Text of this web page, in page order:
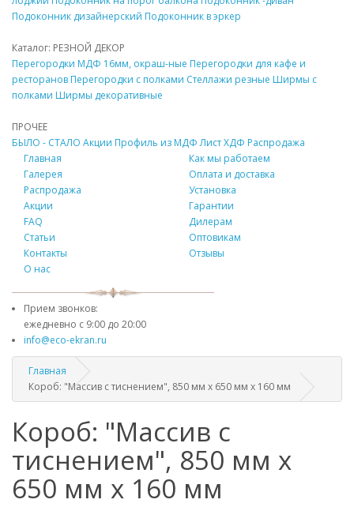
Подоконник дизайнерский Подоконник в эркер
Каталог: РЕЗНОЙ ДЕКОР
Перегородки МДФ 16мм, окраш-ные Перегородки для кафе и
ресторанов Перегородки с полками Стеллажи резные Ширмы с
полками Ширмы декоративные
ПРОЧЕЕ
БЫЛО - СТАЛО Акции Профиль из МДФ Лист ХДФ Распродажа
Главная
Галерея
Распродажа
Акции
FAQ
Статьи
Контакты
О нас
Как мы работаем
Оплата и доставка
Установка
Гарантии
Дилерам
Оптовикам
Отзывы
Прием звонков:
ежедневно с 9:00 до 20:00
info@eco-ekran.ru
Главная
Короб: "Массив с тиснением", 850 мм x 650 мм x 160 мм
Короб: "Массив с
тиснением", 850 мм x
650 мм x 160 мм